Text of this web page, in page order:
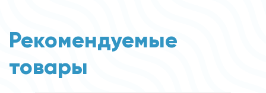
Рекомендуемые
товары